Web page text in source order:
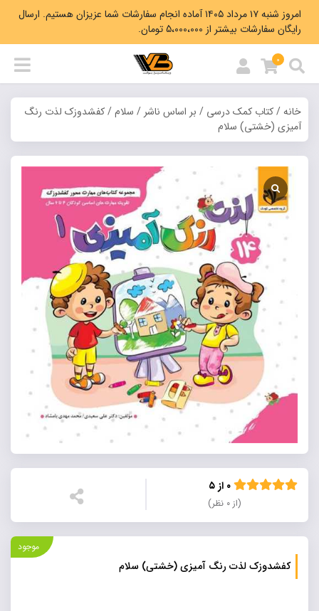
امروز شنبه ۱۷ مرداد ۱۴۰۵ آماده انجام سفارشات شما عزیزان هستیم. ارسال
رایگان سفارشات بیشتر از 5،000،000 تومان.
0
خانه/کتاب کمک درسی / بر اساس ناشر / سلام/ کفشدوزک لذت رنگ
آمیزی (خشتی) سلام
(از ۰ نظر)
کفشدوزک لذت رنگ آمیزی (خشتی) سلام
موجود